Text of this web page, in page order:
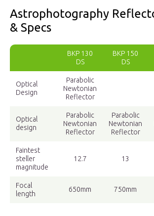
Astrophotography
& Specs
BKP 130
DS
BKP 150
DS
Optical
Design
Parabolic
Newtonian
Reflector
Optical
design
Parabolic
Newtonian
Reflector
Parabolic
Newtonian
Reflector
Faintest
steller
magnitude
12.7 13
Focal
length
650mm 750mm